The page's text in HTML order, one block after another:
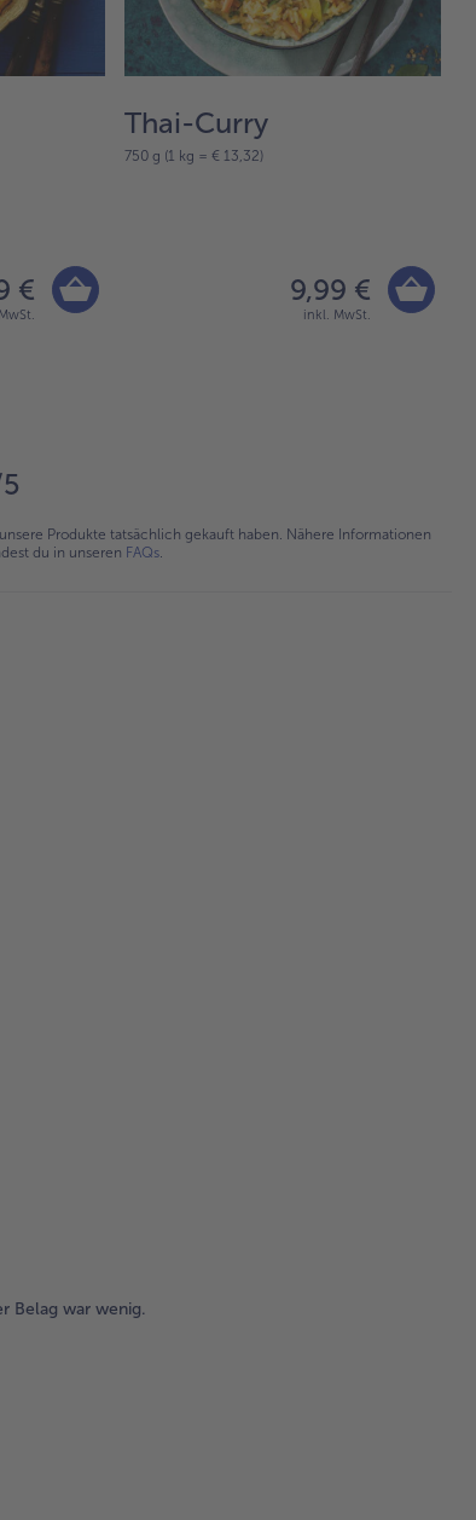
€
Thai-Curry
750 g (1 kg = € 13,32)
9,99 €
inkl. MwSt.
Produkte tatsächlich gekauft haben. Nähere Informationen
du in unseren FAQs.
Belag war wenig.